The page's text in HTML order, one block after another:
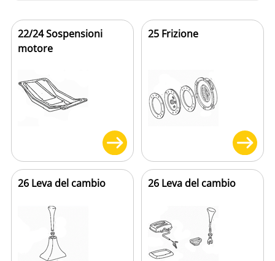
22/24 Sospensioni
motore
25 Frizione
26 Leva del cambio 26 Leva del cambio